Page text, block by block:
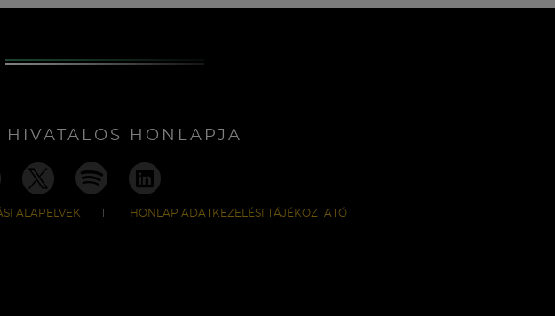
HONLAPJA
ALAPELVEK HONLAP ADATKEZELÉSI TÁJÉKOZTATÓ